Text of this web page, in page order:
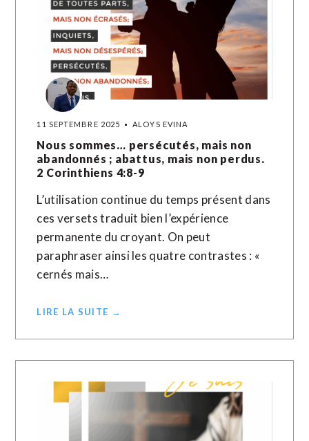
11 SEPTEMBRE 2025 ALOYS EVINA
Nous sommes… persécutés, mais non
abandonnés ; abattus, mais non perdus.
2 Corinthiens 4:8-9
L’utilisation continue du temps présent dans
ces versets traduit bien l’expérience
permanente du croyant. On peut
paraphraser ainsi les quatre contrastes : «
cernés mais…
LIRE LA SUITE →